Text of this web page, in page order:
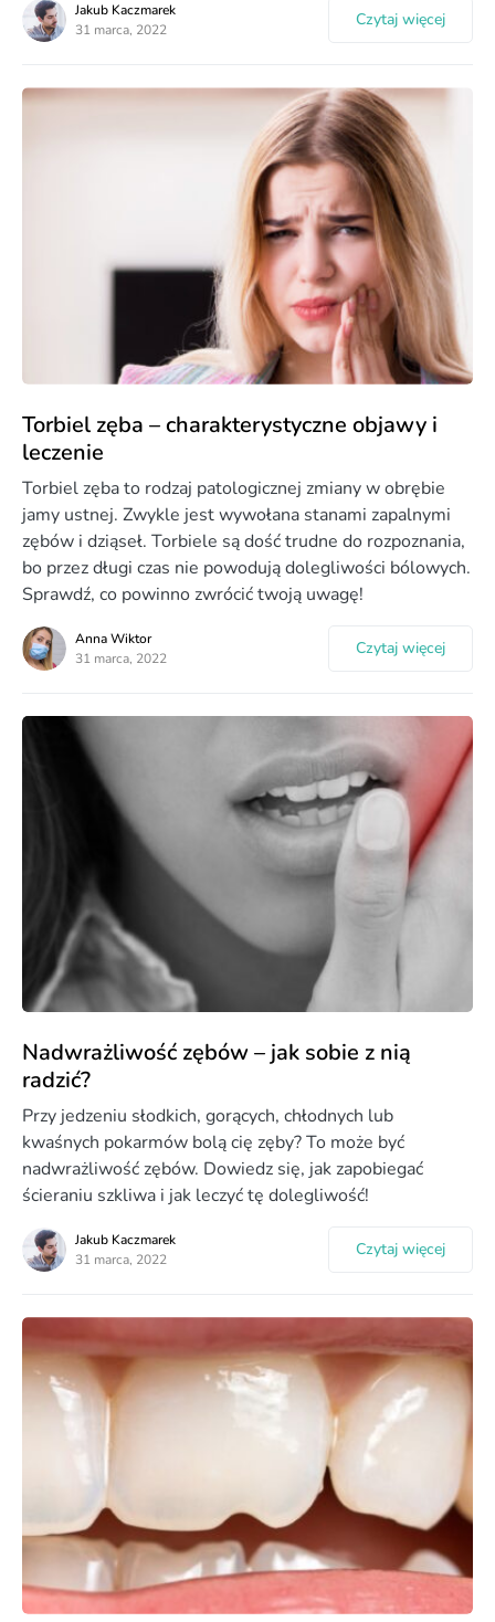
Jakub Kaczmarek
31 marca, 2022
Czytaj więcej
Torbiel zęba – charakterystyczne objawy i
leczenie
Torbiel zęba to rodzaj patologicznej zmiany w obrębie
jamy ustnej. Zwykle jest wywołana stanami zapalnymi
zębów i dziąseł. Torbiele są dość trudne do rozpoznania,
bo przez długi czas nie powodują dolegliwości bólowych.
Sprawdź, co powinno zwrócić twoją uwagę!
Anna Wiktor
31 marca, 2022
Czytaj więcej
Nadwrażliwość zębów – jak sobie z nią
radzić?
Przy jedzeniu słodkich, gorących, chłodnych lub
kwaśnych pokarmów bolą cię zęby? To może być
nadwrażliwość zębów. Dowiedz się, jak zapobiegać
ścieraniu szkliwa i jak leczyć tę dolegliwość!
Jakub Kaczmarek
31 marca, 2022
Czytaj więcej